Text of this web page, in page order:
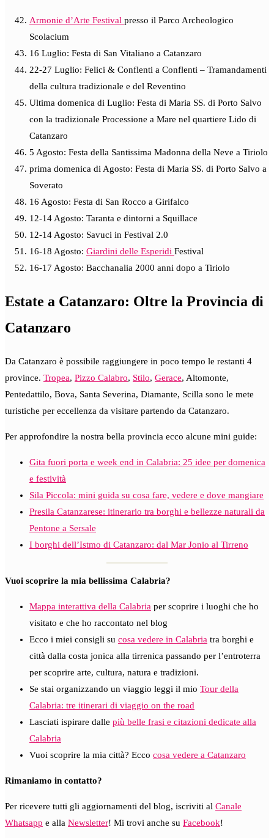
Armonie d’Arte Festival presso il Parco Archeologico
Scolacium
16 Luglio: Festa di San Vitaliano a Catanzaro
22-27 Luglio: Felici & Conflenti a Conflenti – Tramandamenti
della cultura tradizionale e del Reventino
Ultima domenica di Luglio: Festa di Maria SS. di Porto Salvo
con la tradizionale Processione a Mare nel quartiere Lido di
Catanzaro
5 Agosto: Festa della Santissima Madonna della Neve a Tiriolo
prima domenica di Agosto: Festa di Maria SS. di Porto Salvo a
Soverato
16 Agosto: Festa di San Rocco a Girifalco
12-14 Agosto: Taranta e dintorni a Squillace
12-14 Agosto: Savuci in Festival 2.0
16-18 Agosto: Giardini delle Esperidi Festival
16-17 Agosto: Bacchanalia 2000 anni dopo a Tiriolo
Estate a Catanzaro: Oltre la Provincia di
Catanzaro
Da Catanzaro è possibile raggiungere in poco tempo le restanti 4
province. Tropea, Pizzo Calabro, Stilo, Gerace, Altomonte,
Pentedattilo, Bova, Santa Severina, Diamante, Scilla sono le mete
turistiche per eccellenza da visitare partendo da Catanzaro.
Per approfondire la nostra bella provincia ecco alcune mini guide:
Gita fuori porta e week end in Calabria: 25 idee per domenica
e festività
Sila Piccola: mini guida su cosa fare, vedere e dove mangiare
Presila Catanzarese: itinerario tra borghi e bellezze naturali da
Pentone a Sersale
I borghi dell’Istmo di Catanzaro: dal Mar Jonio al Tirreno
Vuoi scoprire la mia bellissima Calabria?
Mappa interattiva della Calabria per scoprire i luoghi che ho
visitato e che ho raccontato nel blog
Ecco i miei consigli su cosa vedere in Calabria tra borghi e
città dalla costa jonica alla tirrenica passando per l’entroterra
per scoprire arte, cultura, natura e tradizioni.
Se stai organizzando un viaggio leggi il mio Tour della
Calabria: tre itinerari di viaggio on the road
Lasciati ispirare dalle più belle frasi e citazioni dedicate alla
Calabria
Vuoi scoprire la mia città? Ecco cosa vedere a Catanzaro
Rimaniamo in contatto?
Per ricevere tutti gli aggiornamenti del blog, iscriviti al Canale
Whatsapp e alla Newsletter! Mi trovi anche su Facebook!